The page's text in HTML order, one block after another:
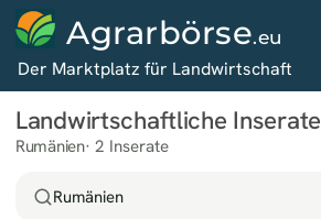
Agrarbörse.eu
Der Marktplatz für Landwirtschaft
Landwirtschaftliche Inserate
Rumänien 2 Inserate
Rumänien